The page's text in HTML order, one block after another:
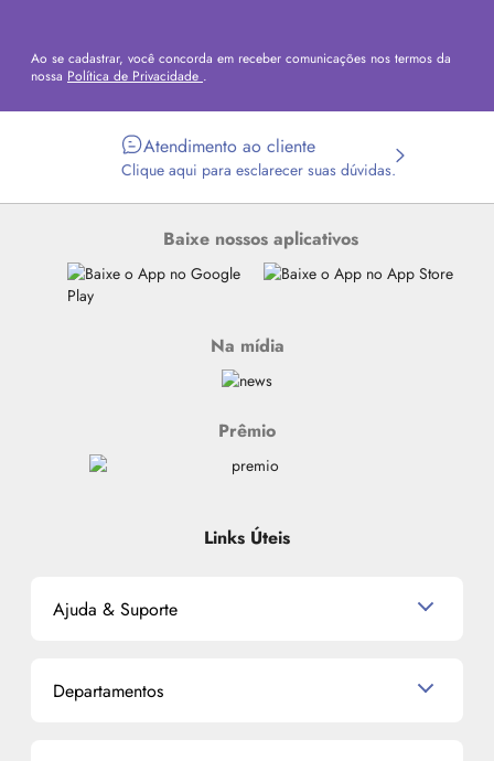
Ao se cadastrar, você concorda em receber comunicações nos termos da
nossa Política de Privacidade .
Atendimento ao cliente
Clique aqui para esclarecer suas dúvidas.
Baixe nossos aplicativos
Na mídia
Prêmio
Links Úteis
Ajuda & Suporte
Política de Devolução
Departamentos